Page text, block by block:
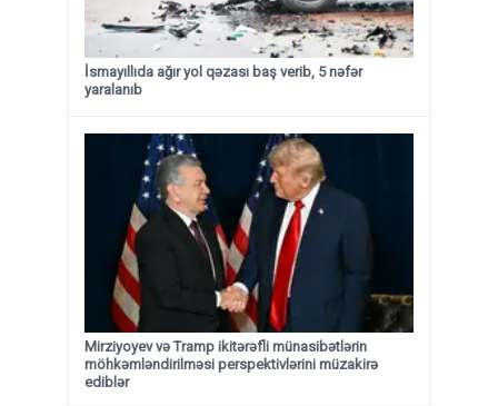
İsmayıllıda ağır yol qəzası baş verib, 5 nəfər
yaralanıb
Mirziyoyev və Tramp ikitərəfli münasibətlərin
möhkəmləndirilməsi perspektivlərini müzakirə
ediblər